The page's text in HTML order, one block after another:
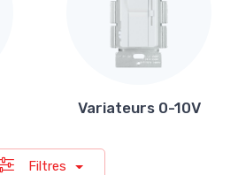
Variateurs 0-10V
Filtres